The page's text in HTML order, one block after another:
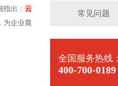
指出： 云
为企业奠
常见问题
全国服务热线：
400-700-0189